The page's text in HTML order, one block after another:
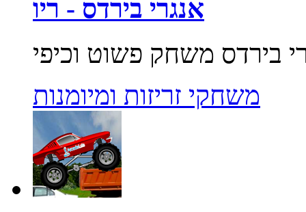
אנגרי בירדס - ריו
משחקי זריזות ומיומנות